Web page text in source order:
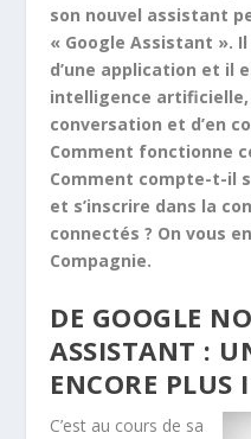
son nouvel assistant
« Google Assistant ».
d’une application et il
intelligence artificielle,
conversation et d’en
Comment fonctionne
Comment compte-t-il
et s’inscrire dans la
connectés ? On vous
Compagnie.
DE GOOGLE
ASSISTANT :
ENCORE PLUS
C’est au cours de sa